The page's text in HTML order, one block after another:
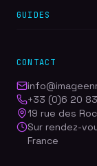
GUIDES
CONTACT
+33 (0)6 20
19 rue des
Sur rendez-
France